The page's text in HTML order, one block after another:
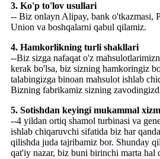
3. Ko'p to'lov usullari
-- Biz onlayn Alipay, bank o'tkazmasi,
Union va boshqalarni qabul qilamiz.
4. Hamkorlikning turli shakllari
--Biz sizga nafaqat o'z
kerak bo'lsa, biz sizning hamkoringiz
talabingizga binoan mahsulot ishlab
Bizning fabrikamiz sizning
5. Sotishdan keyingi mukammal
--4 yildan ortiq shamol turbinasi va
ishlab chiqaruvchi sifatida biz har
qilishda juda tajribamiz bor. Shunday
qat'iy nazar, biz buni birinchi marta hal